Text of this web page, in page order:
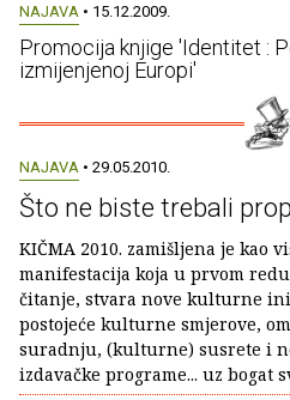
NAJAVA • 15.12.2009.
Promocija knjige 'Identitet :
izmijenjenoj Europi'
NAJAVA • 29.05.2010.
Što ne biste trebali
KIČMA 2010. zamišljena je kao
manifestacija koja u prvom
čitanje, stvara nove kulturne
postojeće kulturne smjerove,
suradnju, (kulturne) susrete i
izdavačke programe... uz bogat